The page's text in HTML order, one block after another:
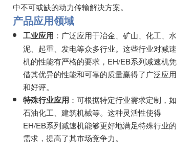
中不可或缺的动力传输解决方案。
产品应用领域
工业应用 ：广泛应用于冶金、矿山、化工、水
泥、起重、发电等众多行业。这些行业对减速
机的性能有严格的要求，EH/EB系列减速机凭
借其优异的性能和可靠的质量赢得了广泛应用
和好评。
特殊行业应用 ：可根据特定行业需求定制，如
石油化工、建筑机械等。这种灵活性使得
EH/EB系列减速机能够更好地满足特殊行业的
需求，提高了其市场竞争力。